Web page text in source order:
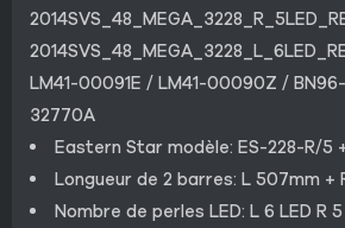
LM41-00091E / LM41-00090Z /
32770A
Eastern Star modèle: ES-228-R/5
Longueur de 2 barres: L 507mm +
Nombre de perles LED: L 6 LED R 5